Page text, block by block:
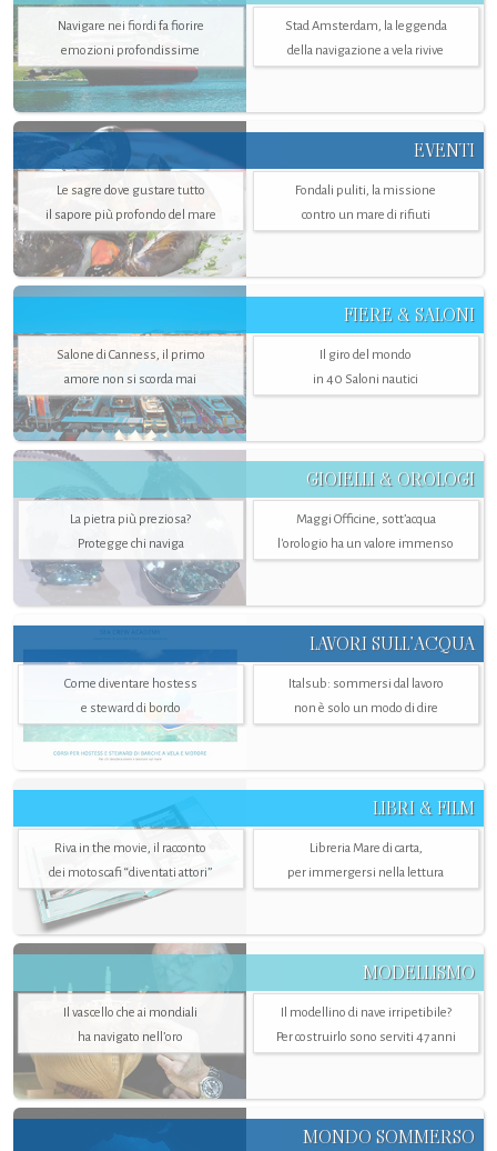
Navigare nei fiordi fa fiorire
emozioni profondissime
Stad Amsterdam, la leggenda
della navigazione a vela rivive
EVENTI
Le sagre dove gustare tutto
il sapore più profondo del mare
Fondali puliti, la missione
contro un mare di rifiuti
FIERE & SALONI
Salone di Canness, il primo
amore non si scorda mai
Il giro del mondo
in 40 Saloni nautici
GIOIELLI & OROLOGI
La pietra più preziosa?
Protegge chi naviga
Maggi Officine, sott’acqua
l'orologio ha un valore immenso
LAVORI SULL’ACQUA
Come diventare hostess
e steward di bordo
Italsub: sommersi dal lavoro
non è solo un modo di dire
LIBRI & FILM
Riva in the movie, il racconto
dei motoscafi “diventati attori”
Libreria Mare di carta,
per immergersi nella lettura
MODELLISMO
Il vascello che ai mondiali
ha navigato nell’oro
Il modellino di nave irripetibile?
Per costruirlo sono serviti 47 anni
MONDO SOMMERSO